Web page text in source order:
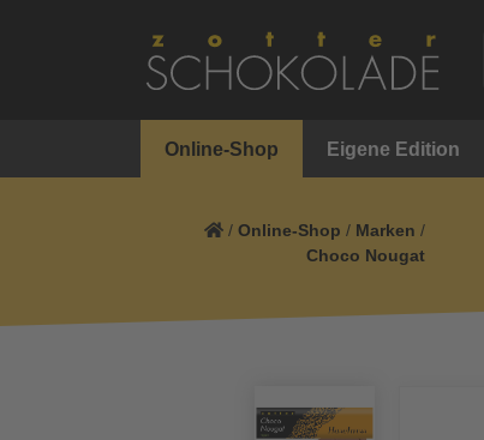
Online-Shop Eigene Edition
/ Online-Shop / Marken /
Choco Nougat